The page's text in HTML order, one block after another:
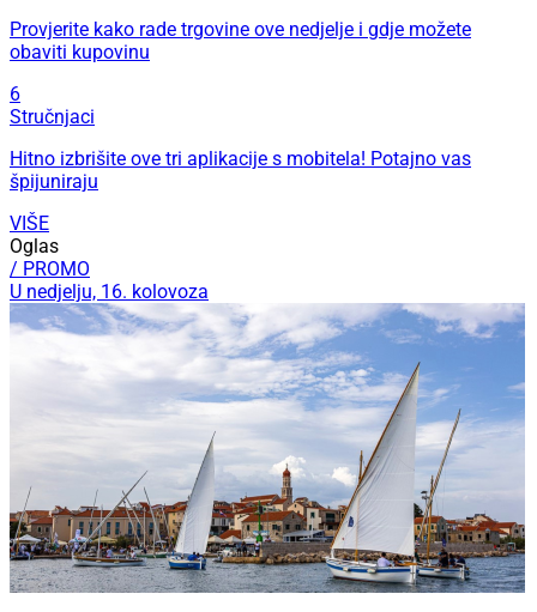
Provjerite kako rade trgovine ove nedjelje i gdje možete
obaviti kupovinu
6
Stručnjaci
Hitno izbrišite ove tri aplikacije s mobitela! Potajno vas
špijuniraju
VIŠE
Oglas
/ PROMO
U nedjelju, 16. kolovoza